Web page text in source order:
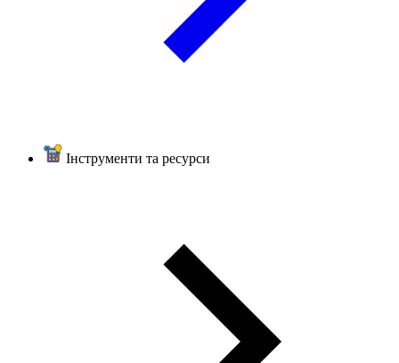
Інструменти та ресурси